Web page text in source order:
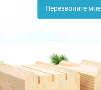
Перезвоните мне